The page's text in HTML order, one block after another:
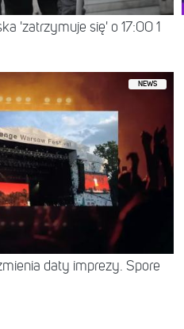
'zatrzymuje się' o 17:00 1
NEWS
daty imprezy. Spore